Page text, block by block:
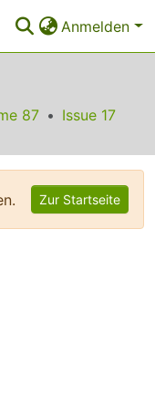
Anmelden
87
Issue 17
Zur Startseite